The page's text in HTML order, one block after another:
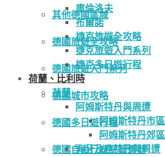
其他德國區域
德國旅遊全攻略
德國旅遊入門系列
德國城市攻略
德國多日遊行程
德國自由行遊記篩選器
庫倫洛夫
布爾諾
捷克旅遊全攻略
捷克旅遊入門系列
捷克多日遊行程
荷蘭、比利時
荷蘭
阿姆斯特丹與周遭
阿姆斯特丹市區
阿姆斯特丹郊區
海牙及鹿特丹與周遭